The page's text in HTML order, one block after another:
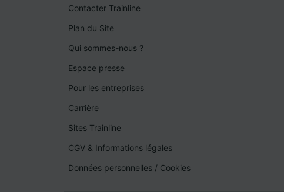
Contacter Trainline
Plan du Site
Qui sommes-nous ?
Espace presse
Pour les entreprises
Carrière
Sites Trainline
CGV & Informations légales
Données personnelles / Cookies